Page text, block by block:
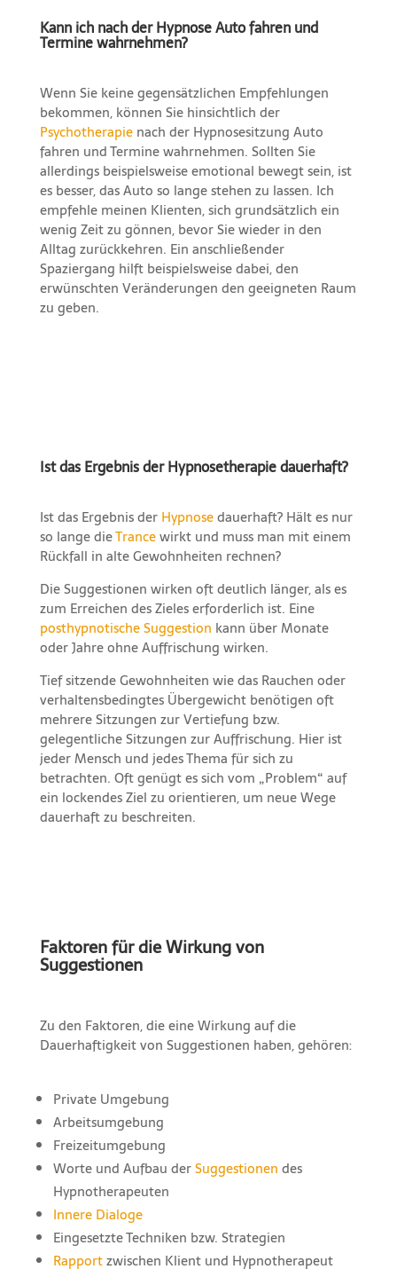
Kann ich nach der Hypnose Auto fahren und
Termine wahrnehmen?
Wenn Sie keine gegensätzlichen Empfehlungen
bekommen, können Sie hinsichtlich der
Psychotherapienach der Hypnosesitzung Auto
fahren und Termine wahrnehmen. Sollten Sie
allerdings beispielsweise emotional bewegt sein, ist
es besser, das Auto so lange stehen zu lassen. Ich
empfehle meinen Klienten, sich grundsätzlich ein
wenig Zeit zu gönnen, bevor Sie wieder in den
Alltag zurückkehren. Ein anschließender
Spaziergang hilft beispielsweise dabei, den
erwünschten Veränderungen den geeigneten Raum
zu geben.
Ist das Ergebnis der Hypnosetherapie dauerhaft?
Ist das Ergebnis der Hypnosedauerhaft? Hält es nur
so lange dieTrancewirkt und muss man mit einem
Rückfall in alte Gewohnheiten rechnen?
Die Suggestionen wirken oft deutlich länger, als es
zum Erreichen des Zieles erforderlich ist. Eine
posthypnotische Suggestion kann über Monate
oder Jahre ohne Auffrischung wirken.
Tief sitzende Gewohnheiten wie das Rauchen oder
verhaltensbedingtes Übergewicht benötigen oft
mehrere Sitzungen zur Vertiefung bzw.
gelegentliche Sitzungen zur Auffrischung. Hier ist
jeder Mensch und jedes Thema für sich zu
betrachten. Oft genügt es sich vom „Problem“ auf
ein lockendes Ziel zu orientieren, um neue Wege
dauerhaft zu beschreiten.
Faktoren für die Wirkung von
Suggestionen
Zu den Faktoren, die eine Wirkung auf die
Dauerhaftigkeit von Suggestionen haben, gehören:
Private Umgebung
Arbeitsumgebung
Freizeitumgebung
Worte und Aufbau derSuggestionen des
Hypnotherapeuten
Innere Dialoge
Eingesetzte Techniken bzw. Strategien
Rapportzwischen Klient und Hypnotherapeut